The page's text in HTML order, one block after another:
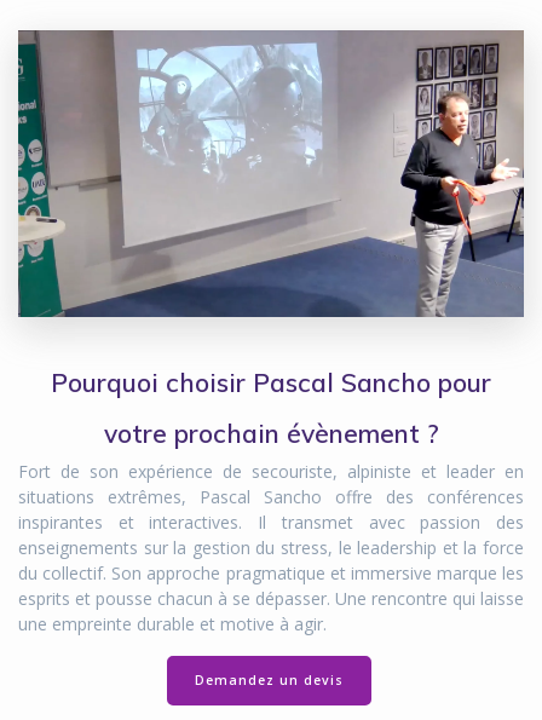
Pourquoi choisir Pascal Sancho pour
votre prochain évènement ?
Fort de son expérience de secouriste, alpiniste et leader en
situations extrêmes, Pascal Sancho offre des conférences
inspirantes et interactives. Il transmet avec passion des
enseignements sur la gestion du stress, le leadership et la force
du collectif. Son approche pragmatique et immersive marque les
esprits et pousse chacun à se dépasser. Une rencontre qui laisse
une empreinte durable et motive à agir.
Demandez un devis